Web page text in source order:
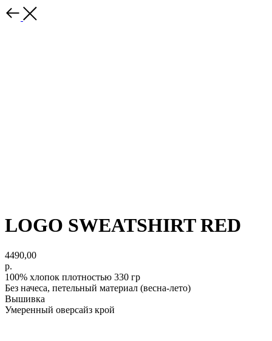
LOGO SWEATSHIRT RED
4490,00
р.
100% хлопок плотностью 330 гр
Без начеса, петельный материал (весна-лето)
Вышивка
Умеренный оверсайз крой